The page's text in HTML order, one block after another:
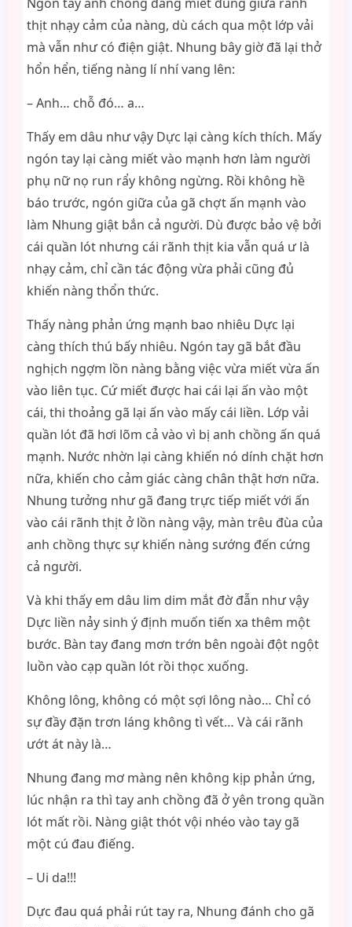
thịt nhạy cảm của nàng, dù cách qua một lớp vải
mà vẫn như có điện giật. Nhung bây giờ đã lại thở
hổn hển, tiếng nàng lí nhí vang lên:
– Anh… chỗ đó… a…
Thấy em dâu như vậy Dực lại càng kích thích. Mấy
ngón tay lại càng miết vào mạnh hơn làm người
phụ nữ nọ run rẩy không ngừng. Rồi không hề
báo trước, ngón giữa của gã chợt ấn mạnh vào
làm Nhung giật bắn cả người. Dù được bảo vệ bởi
cái quần lót nhưng cái rãnh thịt kia vẫn quá ư là
nhạy cảm, chỉ cần tác động vừa phải cũng đủ
khiến nàng thổn thức.
Thấy nàng phản ứng mạnh bao nhiêu Dực lại
càng thích thú bấy nhiêu. Ngón tay gã bắt đầu
nghịch ngợm lồn nàng bằng việc vừa miết vừa ấn
vào liên tục. Cứ miết được hai cái lại ấn vào một
cái, thi thoảng gã lại ấn vào mấy cái liền. Lớp vải
quần lót đã hơi lõm cả vào vì bị anh chồng ấn quá
mạnh. Nước nhờn lại càng khiến nó dính chặt hơn
nữa, khiến cho cảm giác càng chân thật hơn nữa.
Nhung tưởng như gã đang trực tiếp miết với ấn
vào cái rãnh thịt ở lồn nàng vậy, màn trêu đùa của
anh chồng thực sự khiến nàng sướng đến cứng
cả người.
Và khi thấy em dâu lim dim mắt đờ đẫn như vậy
Dực liền nảy sinh ý định muốn tiến xa thêm một
bước. Bàn tay đang mơn trớn bên ngoài đột ngột
luồn vào cạp quần lót rồi thọc xuống.
Không lông, không có một sợi lông nào… Chỉ có
sự đầy đặn trơn láng không tì vết… Và cái rãnh
ướt át này là…
Nhung đang mơ màng nên không kịp phản ứng,
lúc nhận ra thì tay anh chồng đã ở yên trong quần
lót mất rồi. Nàng giật thót vội nhéo vào tay gã
một cú đau điếng.
– Ui da!!!
Dực đau quá phải rút tay ra, Nhung đánh cho gã